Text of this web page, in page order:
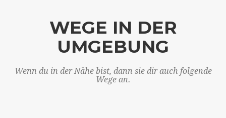
WEGE IN DER
UMGEBUNG
Wenn du in der Nähe bist, dann sie dir auch folgende
Wege an.